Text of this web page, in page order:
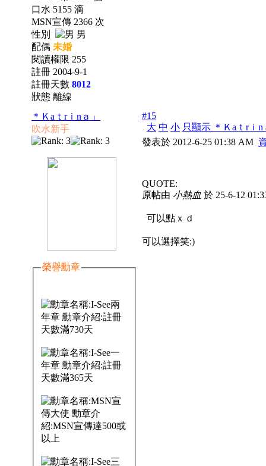
口水 5155 滴
MSN宣傳 2366 次
性別
男
配偶 未婚
閱讀權限 255
註冊 2004-9-1
註冊天數 8012
狀態 離線
＊Ｋaｔrｉnａ」
吹水新手
榮譽勳章
#15
大 中 小 只顯示 ＊Ｋaｔrｉ
發表於 2012-6-25 01:38 AM
QUOTE:
原帖由 小熱血 於 25-6-12
可以點ｘｄ
可以選擇笑:)